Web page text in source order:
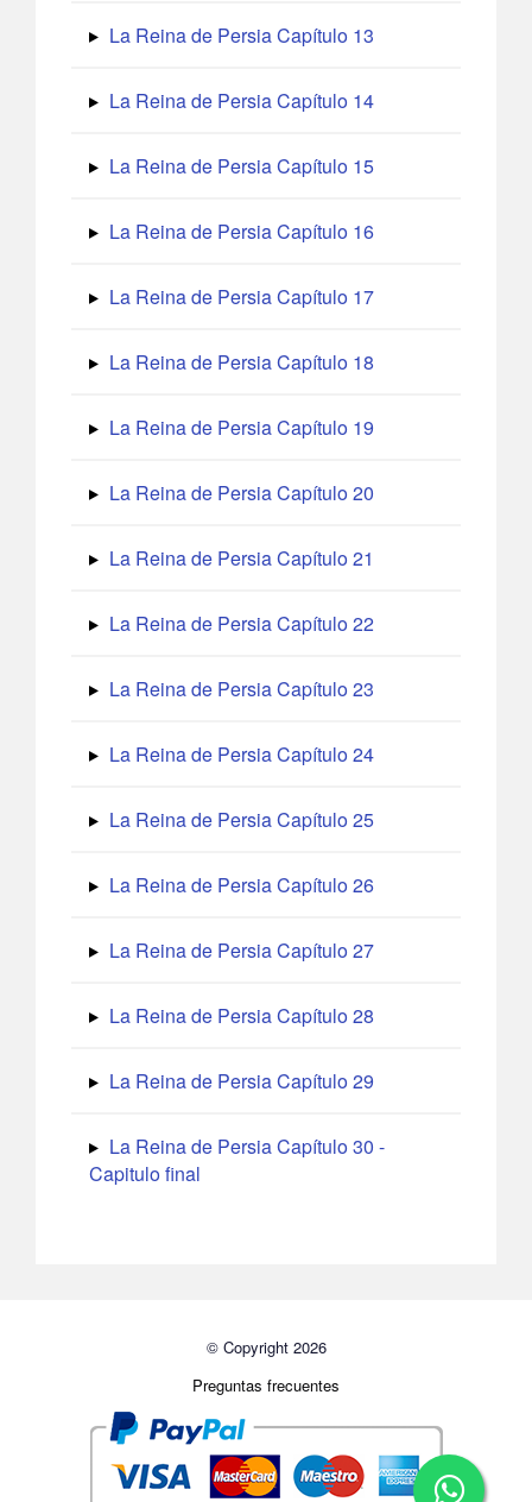
La Reina de Persia Capítulo 13
La Reina de Persia Capítulo 14
La Reina de Persia Capítulo 15
La Reina de Persia Capítulo 16
La Reina de Persia Capítulo 17
La Reina de Persia Capítulo 18
La Reina de Persia Capítulo 19
La Reina de Persia Capítulo 20
La Reina de Persia Capítulo 21
La Reina de Persia Capítulo 22
La Reina de Persia Capítulo 23
La Reina de Persia Capítulo 24
La Reina de Persia Capítulo 25
La Reina de Persia Capítulo 26
La Reina de Persia Capítulo 27
La Reina de Persia Capítulo 28
La Reina de Persia Capítulo 29
La Reina de Persia Capítulo 30 -
Capitulo final
© Copyright 2026
Preguntas frecuentes